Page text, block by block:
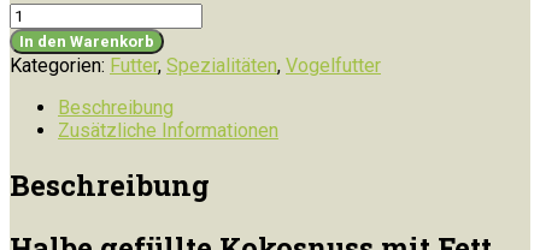
Halbe
gefüllte
Kokosnuss
Fett
Menge
In den Warenkorb
Kategorien: Futter, Spezialitäten, Vogelfutter
Beschreibung
Zusätzliche Informationen
Beschreibung